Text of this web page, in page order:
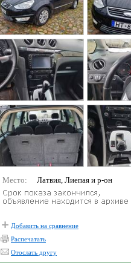
Место: Латвия, Лиепая и р-он
Добавить на сравнение
Распечатать
Отослать другу